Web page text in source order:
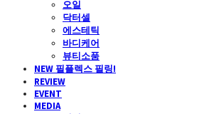
오일
닥터셀
에스테틱
바디케어
뷰티소품
NEW 필플렉스 필링!
REVIEW
EVENT
MEDIA